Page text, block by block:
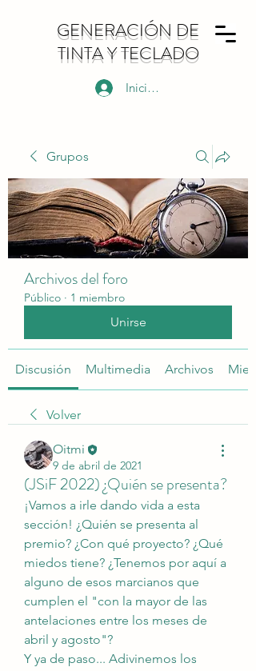
GENERACIÓN DE
TINTA Y TECLADO
Iniciar sesión
Grupos
Archivos del foro
Público · 1 miembro
Unirse
Discusión Multimedia Archivos
Volver
Oitmi
9 de abril de 2021
(JSiF 2022) ¿Quién se presenta?
¡Vamos a irle dando vida a esta
sección! ¿Quién se presenta al
premio? ¿Con qué proyecto? ¿Qué
miedos tiene? ¿Tenemos por aquí a
alguno de esos marcianos que
cumplen el "con la mayor de las
antelaciones entre los meses de
abril y agosto"?
Y ya de paso... Adivinemos los